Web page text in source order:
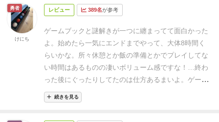
けず、いくつかあるバッドエンドの一つだったかと思
取りだったようでした。それぞれの謎はレイトン教授
みたいな関連しない謎形式で、それ自体よく出来てい
ると思いました。 プレイ時間がとても長いということ
もあり、もう一度good endのためにプレイする気は起
きませんでした。 でもゲームブックってこうでしたよ
ね、懐かしいと思える人たちなら楽しめるはずです！
レビュー 389名が参考
ゲームブックと謎解きが一つに纏まってて面白かった
よ。 始めたら一気にエンドまでやって、大体8時間く
らいかな。所々休憩とか飯の準備とかでプレイしてな
い時間はあるものの凄いボリューム感ですな！…終わ
った後にぐったりしてたのは仕方あるまいよ。 ゲーム
ブックのように「〇〇する→1へ。△△する→2へ。」
といった感じで、分岐しながら物語が進んでいくか
続きを見る
勇者
けにち